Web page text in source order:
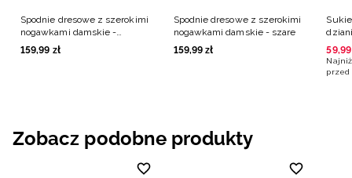
Spodnie dresowe z szerokimi
nogawkami damskie -
granatowe
159,99 zł
Spodnie dresowe z szerokimi
nogawkami damskie - szare
159,99 zł
59,99
przed
Zobacz podobne produkty